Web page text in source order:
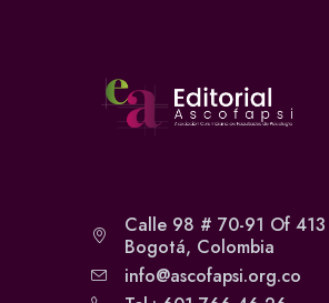
Calle 98 # 70-91 Of 413
Bogotá, Colombia
info@ascofapsi.org.co